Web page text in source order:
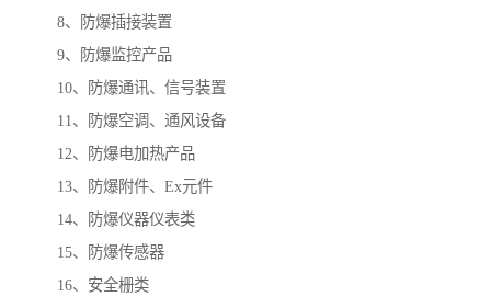
8、防爆插接装置
9、防爆监控产品
10、防爆通讯、信号装置
11、防爆空调、通风设备
12、防爆电加热产品
13、防爆附件、Ex元件
14、防爆仪器仪表类
15、防爆传感器
16、安全栅类